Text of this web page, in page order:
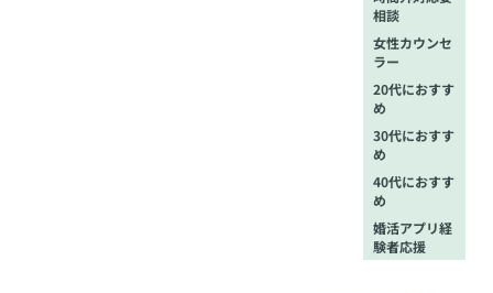
相談
女性カウンセ
ラー
20代におすす
め
30代におすす
め
40代におすす
め
婚活アプリ経
験者応援